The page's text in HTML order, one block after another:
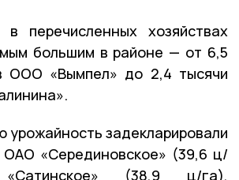
перечисленных хозяйствах
большим в районе — от 6,5
ООО «Вымпел» до 2,4 тысячи
урожайность задекларировали
ОАО «Серединовское» (39,6 ц/
(38,9 ц/га),